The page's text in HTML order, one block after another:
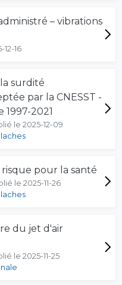
– vibrations
16
surdité
par la CNESST -
1997-2021
le 2025-12-09
risque pour la santé
le 2025-11-26
du jet d'air
le 2025-11-25